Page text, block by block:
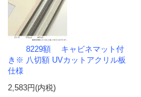
8229額 キャビネマット付
き※ 八切額 UVカットアクリル板
仕様
2,583円(内税)